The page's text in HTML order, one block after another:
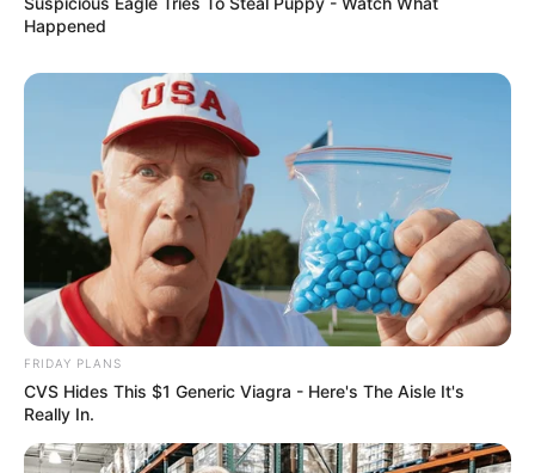
Happened
FRIDAY PLANS
CVS Hides This $1 Generic Viagra - Here's The Aisle It's
Really In.